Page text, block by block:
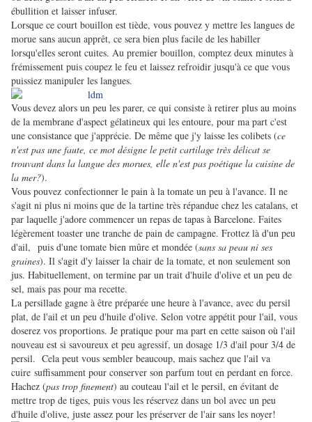
ébullition et laisser infuser.
Lorsque ce court bouillon est tiède, vous pouvez y mettre les langues de
morue sans aucun apprêt, ce sera bien plus facile de les habiller
lorsqu'elles seront cuites. Au premier bouillon, comptez deux minutes à
frémissement puis coupez le feu et laissez refroidir jusqu'à ce que vous
puissiez manipuler les langues.
Vous devez alors un peu les parer, ce qui consiste à retirer plus au moins
de la membrane d'aspect gélatineux qui les entoure, pour ma part c'est
une consistance que j'apprécie. De même que j'y laisse les colibets (ce
n'est pas une faute, ce mot désigne le petit cartilage très délicat se
trouvant dans la langue des morues, elle n'est pas poétique la cuisine de
la mer?).
Vous pouvez confectionner le pain à la tomate un peu à l'avance. Il ne
s'agit ni plus ni moins que de la tartine très répandue chez les catalans, et
par laquelle j'adore commencer un repas de tapas à Barcelone. Faites
légèrement toaster une tranche de pain de campagne. Frottez là d'un peu
d'ail, puis d'une tomate bien mûre et mondée (sans sa peau ni ses
graines). Il s'agit d'y laisser la chair de la tomate, et non seulement son
jus. Habituellement, on termine par un trait d'huile d'olive et un peu de
sel, mais pas pour ma recette.
La persillade gagne à être préparée une heure à l'avance, avec du persil
plat, de l'ail et un peu d'huile d'olive. Selon votre appétit pour l'ail, vous
doserez vos proportions. Je pratique pour ma part en cette saison où l'ail
nouveau est si savoureux et peu agressif, un dosage 1/3 d'ail pour 3/4 de
persil. Cela peut vous sembler beaucoup, mais sachez que l'ail va
cuire suffisamment pour conserver son parfum tout en perdant en force.
Hachez (pas trop finement) au couteau l'ail et le persil, en évitant de
mettre trop de tiges, puis vous les réservez dans un bol avec un peu
d'huile d'olive, juste assez pour les préserver de l'air sans les noyer!